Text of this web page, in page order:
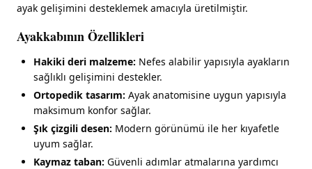
ayak gelişimini desteklemek amacıyla üretilmiştir.
Ayakkabının Özellikleri
Hakiki deri malzeme: Nefes alabilir yapısıyla ayakların
sağlıklı gelişimini destekler.
Ortopedik tasarım: Ayak anatomisine uygun yapısıyla
maksimum konfor sağlar.
Şık çizgili desen: Modern görünümü ile her kıyafetle
uyum sağlar.
Kaymaz taban: Güvenli adımlar atmalarına yardımcı